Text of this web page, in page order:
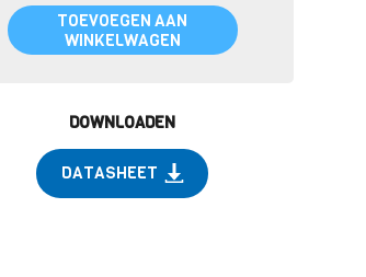
TOEVOEGEN AAN
WINKELWAGEN
DOWNLOADEN
DATASHEET